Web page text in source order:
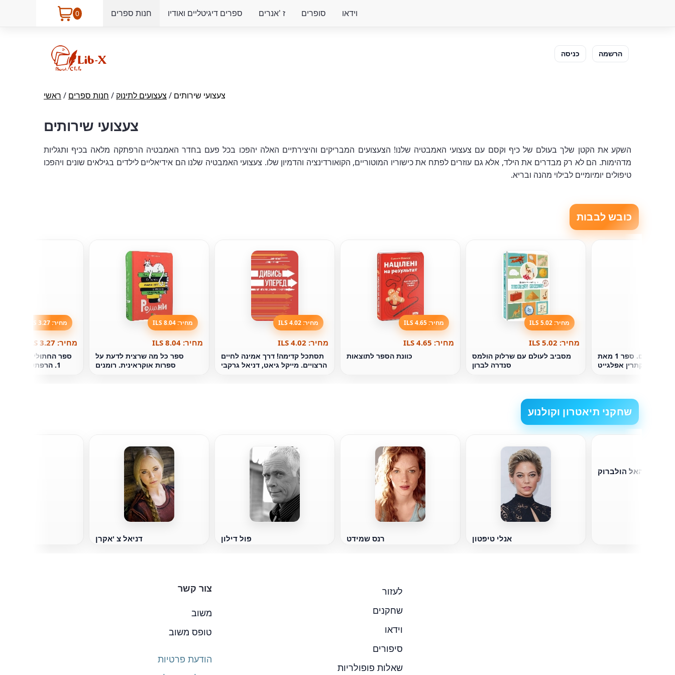
0 חנות ספרים ספרים דיגיטליים ואודיו ז 'אנרים סופרים וידאו
כניסה הרשמה
ראשי / חנות ספרים / צעצועים לתינוק / צעצועי שירותים
צעצועי שירותים
השקע את הקטן שלך בעולם של כיף וקסם עם צעצועי האמבטיה שלנו! הצעצועים המבריקים והיצירתיים האלה יהפכו בכל פעם בחדר האמבטיה הרפתקה מלאה בכיף ותגליות
מדהימות. הם לא רק מבדרים את הילד, אלא גם עוזרים לפתח את כישוריו המוטוריים, הקואורדינציה והדמיון שלו. צעצועי האמבטיה שלנו הם אידיאליים לילדים בגילאים שונים ויהפכו
טיפולים יומיומיים לבילוי מהנה ובריא.
כובש לבבות
מחיר: 3.27 ILS
מחיר: 3.27 ILS
ספר החתולים הוא
1. הרפתקאותיו של
מחיר: 8.04 ILS
מחיר: 8.04 ILS
ספר כל מה שרצית לדעת על
ספרות אוקראינית. רומנים
מחיר: 4.02 ILS
מחיר: 4.02 ILS
תסתכל קדימה! דרך אמינה לחיים
הרצויים. מייקל גיאט, דניאל גרקבי
מחיר: 4.65 ILS
מחיר: 4.65 ILS
כוונת הספר לתוצאות
מחיר: 5.02 ILS
מחיר: 5.02 ILS
מסביב לעולם עם שרלוק הולמס
סנדרה לברון
אחרון. אחד בעולם. ספר 1 מאת
קתרין אפלגייט
שחקני תיאטרון וקולנוע
דניאל צ 'אקרן פול דילון רנס שמידט אנלי טיפטון
האל הולברוק
צור קשר
משוב
טופס משוב
הודעת פרטיות
לעזור
שחקנים
וידאו
סיפורים
שאלות פופולריות